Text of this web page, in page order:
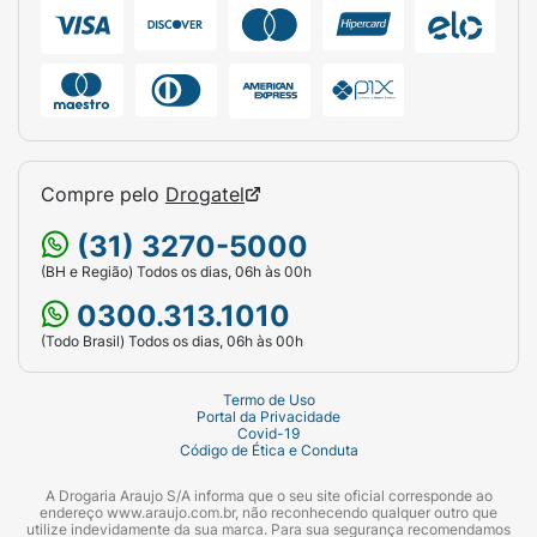
curta. Use-o em churrascos, passeios,
muito estilo.Dica de limpeza: Limpe seu
chinelo com um pano úmido ou uma esponja
bem macia e sabão neutro. Evite o uso de
textura das tiras e o acabamento do pin
metálico. Deixe secar à sombra em local
ventilado.
Ficha Técnica:
Marca:Cartago (Grendene / Ipanema).
Monterrey Casual.
Masculino.
Tamanho:37/38.
Compre pelo Drogatel
(31) 3270-5000
(BH e Região) Todos os dias, 06h às 00h
0300.313.1010
(Todo Brasil) Todos os dias, 06h às 00h
Termo de Uso
Portal da Privacidade
Covid-19
Código de Ética e Conduta
A Drogaria Araujo S/A informa que o seu site oficial corresponde ao
endereço www.araujo.com.br, não reconhecendo qualquer outro que
utilize indevidamente da sua marca. Para sua segurança recomendamos